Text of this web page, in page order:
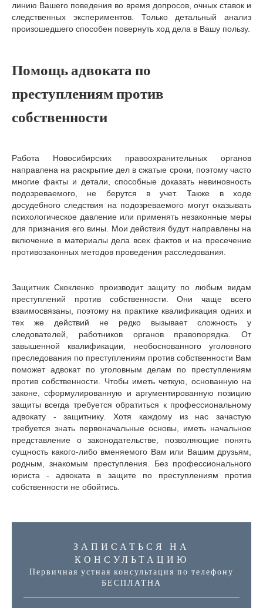
линию Вашего поведения во время допросов, очных ставок и
следственных экспериментов. Только детальный анализ
произошедшего способен повернуть ход дела в Вашу пользу.
Помощь адвоката по
преступлениям против
собственности
Работа Новосибирских правоохранительных органов
направлена на раскрытие дел в сжатые сроки, поэтому часто
многие факты и детали, способные доказать невиновность
подозреваемого, не берутся в учет. Также в ходе
досудебного следствия на подозреваемого могут оказывать
психологическое давление или применять незаконные меры
для признания его вины. Мои действия будут направлены на
включение в материалы дела всех фактов и на пресечение
противозаконных методов проведения расследования.
Защитник Скокленко производит защиту по любым видам
преступлений против собственности. Они чаще всего
взаимосвязаны, поэтому на практике квалификация одних и
тех же действий не редко вызывает сложность у
следователей, работников органов правопорядка. От
завышенной квалификации, необоснованного уголовного
преследования по преступлениям против собственности Вам
поможет адвокат по уголовным делам по преступлениям
против собственности. Чтобы иметь четкую, основанную на
законе, сформулированную и аргументированную позицию
защиты всегда требуется обратиться к профессиональному
адвокату - защитнику. Хотя каждому из нас зачастую
требуется знать первоначальные основы, иметь начальное
представление о законодательстве, позволяющие понять
сущность какого-либо вменяемого Вам или Вашим друзьям,
родным, знакомым преступления. Без профессионального
юриста - адвоката в защите по преступлениям против
собственности не обойтись.
ЗАПИСАТЬСЯ НА
КОНСУЛЬТАЦИЮ
Первичная устная консультация по телефону
БЕСПЛАТНА